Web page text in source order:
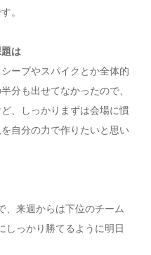
。
は
ーブやスパイクとか全体的
分も出せてなかったので、
、しっかりまずは会場に慣
自分の力で作りたいと思い
、来週からは下位のチーム
しっかり勝てるように明日